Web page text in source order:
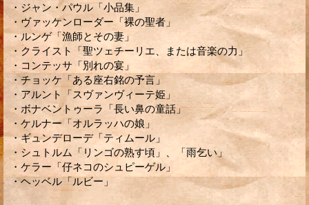
・ジャン・パウル「小品集」
・ヴァッケンローダー「裸の聖者」
・ルンゲ「漁師とその妻」
・クライスト「聖ツェチーリエ、または音楽の力」
・コンテッサ「別れの宴」
・チョッケ「ある座右銘の予言」
・アルント「スヴァンヴィーテ姫」
・ボナベントゥーラ「長い鼻の童話」
・ケルナー「オルラッハの娘」
・ギュンデローデ「ティムール」
・シュトルム「リンゴの熟す頃」、「雨乞い」
・ケラー「仔ネコのシュピーゲル」
・ヘッベル「ルビー」